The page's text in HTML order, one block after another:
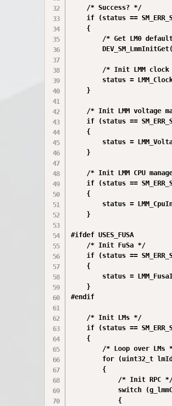
    /* Success? */
if (status ==
    {
/* Get LM0
/* Init LMM clock
status =
    }
/* Init LMM voltage
if (status ==
    {
status =
    }
/* Init LMM CPU
if (status ==
    {
status =
    }
#ifdef USES_FUSA
    /* Init FuSa */
if (status ==
    {
status =
    }
#endif
    /* Init LMs */
if (status ==
    {
/* Loop over LMs
for (uint32_t
        {
/* Init RPC
switch
            {